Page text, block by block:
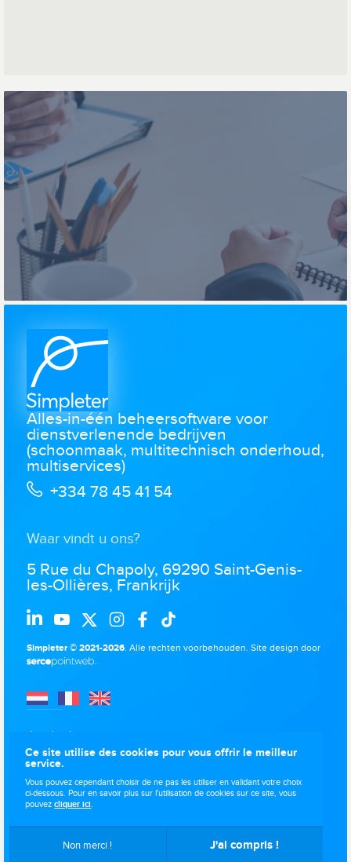
Alles-in-één beheersoftware voor
dienstverlenende bedrijven
(schoonmaak, multitechnisch onderhoud,
multiservices)
+334 78 45 41 54
Waar vindt u ons?
5 Rue du Chapoly, 69290 Saint-Genis-
les-Ollières, Frankrijk
Simpleter © 2021-2026. Alle rechten voorbehouden. Site design door
Juridische
kennisgevingen
Gegevensbescherming
Gebruik van cookies
Ce site utilise des cookies pour vous offrir le meilleur
service.
Vous pouvez cependant choisir de ne pas les utiliser en validant votre choix
ci-dessous. Pour en savoir plus sur l'utilisation de cookies sur ce site, vous
pouvezcliquer ici.
Non merci ! J'ai compris !